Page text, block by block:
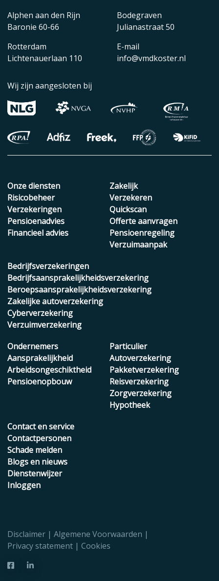
Alphen aan den Rijn
Baronie 60-66
Rotterdam
Lichtenauerlaan 110
Bodegraven
Julianastraat 50
E-mail
info@vmdkoster.nl
Wij zijn aangesloten bij
Onze diensten
Risicobeheer
Verzekeringen
Pensioenadvies
Financieel advies
Zakelijk
Verzekeren
Quickscan
Offerte aanvragen
Pensioenregeling
Verzuimaanpak
Bedrijfsverzekeringen
Bedrijfsaansprakelijkheidsverzekering
Beroepsaansprakelijkheidsverzekering
Zakelijke autoverzekering
Cyberverzekering
Verzuimverzekering
Ondernemers
Aansprakelijkheid
Arbeidsongeschiktheid
Pensioenopbouw
Particulier
Autoverzekering
Pakketverzekering
Reisverzekering
Zorgverzekering
Hypotheek
Contact en service
Contactpersonen
Schade melden
Blogs en nieuws
Dienstenwijzer
Inloggen
Disclaimer
Algemene Voorwaarden
Privacy statement
Cookies